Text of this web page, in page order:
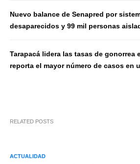
Nuevo balance de Senapred por
desaparecidos y 99 mil personas
Tarapacá lidera las tasas de gonorrea
reporta el mayor número de casos en
RELATED POSTS
ACTUALIDAD